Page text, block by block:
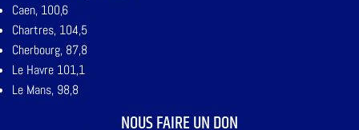
Caen, 100,6
Chartres, 104,5
Cherbourg, 87,8
Le Havre 101,1
Le Mans, 98,8
NOUS FAIRE UN DON